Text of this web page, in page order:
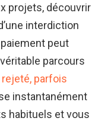
projets, découvrir
interdiction
peut
parcours
parfois
instantanément
habituels et vous